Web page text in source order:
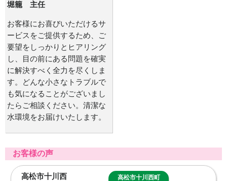
堀籠 主任
お客様にお喜びいただけるサ
ービスをご提供するため、ご
要望をしっかりとヒアリング
し、目の前にある問題を確実
に解決すべく全力を尽くしま
す。どんな小さなトラブルで
も気になることがございまし
たらご相談ください。清潔な
水環境をお届けいたします。
お客様の声
高松市茜町 O様 高松市茜町